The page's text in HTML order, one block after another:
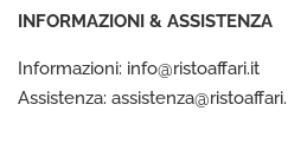
INFORMAZIONI & ASSISTENZA
Informazioni: info@ristoaffari.it
Assistenza: